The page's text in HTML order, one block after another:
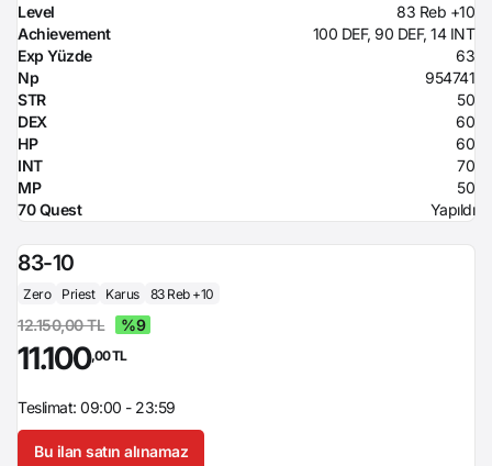
Level
83 Reb +10
Achievement
100 DEF, 90 DEF, 14 INT
Exp Yüzde
63
Np
954741
STR
50
DEX
60
HP
60
INT
70
MP
50
70 Quest
Yapıldı
83-10
Zero Priest Karus 83 Reb +10
12.150,00 TL %9
11.100,00 TL
Teslimat: 09:00 - 23:59
Bu ilan satın alınamaz